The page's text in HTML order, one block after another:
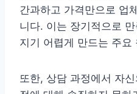
간과하고 가격만으로 업
니다. 이는 장기적으로
지기 어렵게 만드는 주요
또한, 상담 과정에서 자